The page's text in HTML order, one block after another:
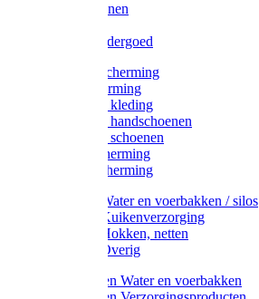
Handschoenen
Thermo ondergoed
Gehoorbescherming
Oogbescherming
Disposable kleding
Disposable handschoenen
Disposable schoenen
Mondbescherming
Hoofdbescherming
Pluimvee Water en voerbakken / silos
Pluimvee Kuikenverzorging
Pluimvee Hokken, netten
Pluimvee Overig
Knaagdieren Water en voerbakken